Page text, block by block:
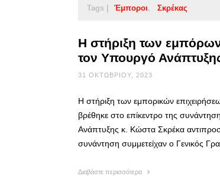
Tags | Έμποροι Σκρέκας
Η στήριξη των
τον Υπουργό
31 ΟΚΤΩΒΡΊΟΥ, 2023
Η στήριξη των εμπορικών
βρέθηκε στο επίκεντρο της
Ανάπτυξης κ. Κώστα Σκρέκα
συνάντηση συμμετείχαν ο Γενικός
Διαβάστε περισσότερα